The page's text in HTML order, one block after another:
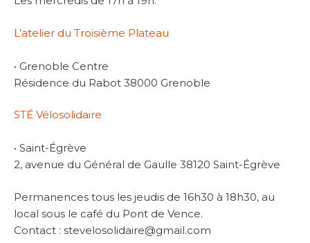
L’atelier du Troisième Plateau
• Grenoble Centre
Résidence du Rabot 38000 Grenoble
STÉ Vélosolidaire
• Saint-Égrève
2, avenue du Général de Gaulle 38120 Saint-Égrève
Permanences tous les jeudis de 16h30 à 18h30, au
local sous le café du Pont de Vence.
Contact : stevelosolidaire@gmail.com